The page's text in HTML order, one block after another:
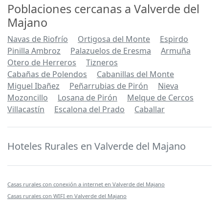
Poblaciones cercanas a Valverde del
Majano
Navas de Riofrío Ortigosa del Monte
Espirdo
Pinilla Ambroz
Palazuelos de Eresma
Armuña
Otero de Herreros
Tizneros
Cabañas de Polendos
Cabanillas del Monte
Miguel Ibañez
Peñarrubias de Pirón
Nieva
Mozoncillo
Losana de Pirón
Melque de Cercos
Villacastín
Escalona del Prado Caballar
Hoteles Rurales en Valverde del Majano
Casas rurales con conexión a internet en Valverde del Majano
Casas rurales con WIFI en Valverde del Majano